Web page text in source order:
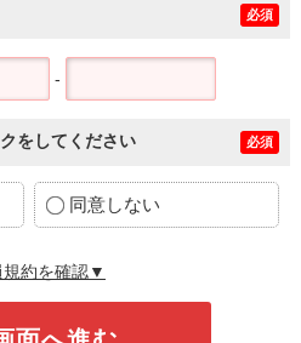
必須
-
をしてください 必須
同意しない
約を確認▼